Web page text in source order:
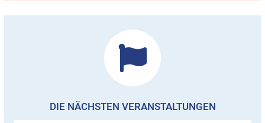
DIE NÄCHSTEN VERANSTALTUNGEN